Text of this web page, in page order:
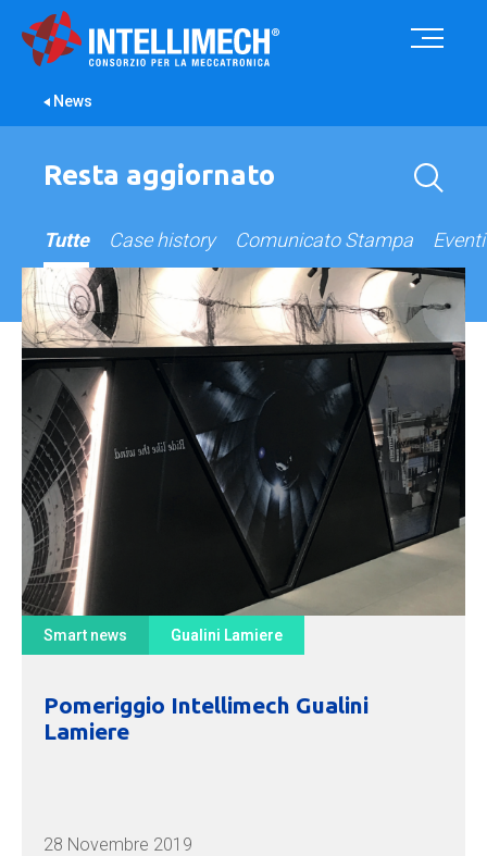
News
Resta aggiornato
Tutte Case history Comunicato Stampa Eventi
Smart news Gualini Lamiere
Pomeriggio Intellimech Gualini
Lamiere
28 Novembre 2019